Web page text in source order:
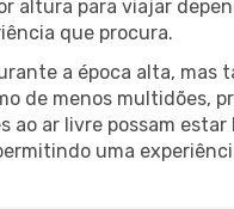
altura para viajar
que procura.
a época alta,
de menos multidões,
ao ar livre possam
uma